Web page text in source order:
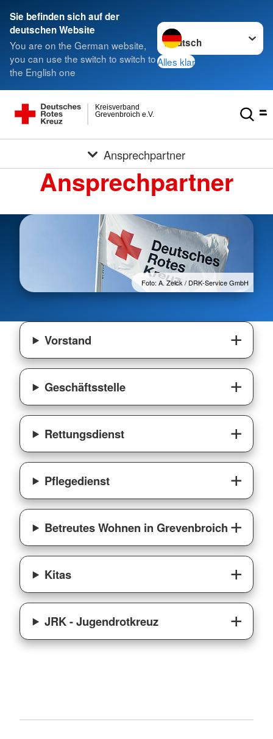
Sie befinden sich auf der
deutschen Website
You are on the German website,
you can use the switch to switch to
the English one
Sprache wechseln zu
Alles klar
Grevenbroich e.V.
Kreisverband
Ansprechpartner
Ansprechpartner
Foto: A. Zelck / DRK-Service GmbH
Vorstand
Geschäftsstelle
Rettungsdienst
Pflegedienst
Betreutes Wohnen in Grevenbroich
Kitas
JRK - Jugendrotkreuz